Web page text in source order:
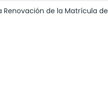
Renovación de la Matrícula